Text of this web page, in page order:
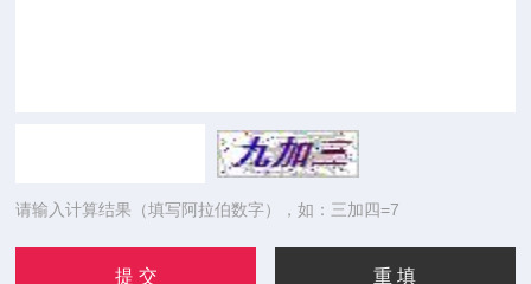
请输入计算结果（填写阿拉伯数字），如：三加四=7